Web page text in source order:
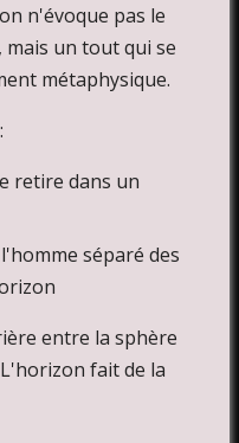
n'évoque pas le
mais un tout qui se
métaphysique.
retire dans un
séparé des
entre la sphère
fait de la